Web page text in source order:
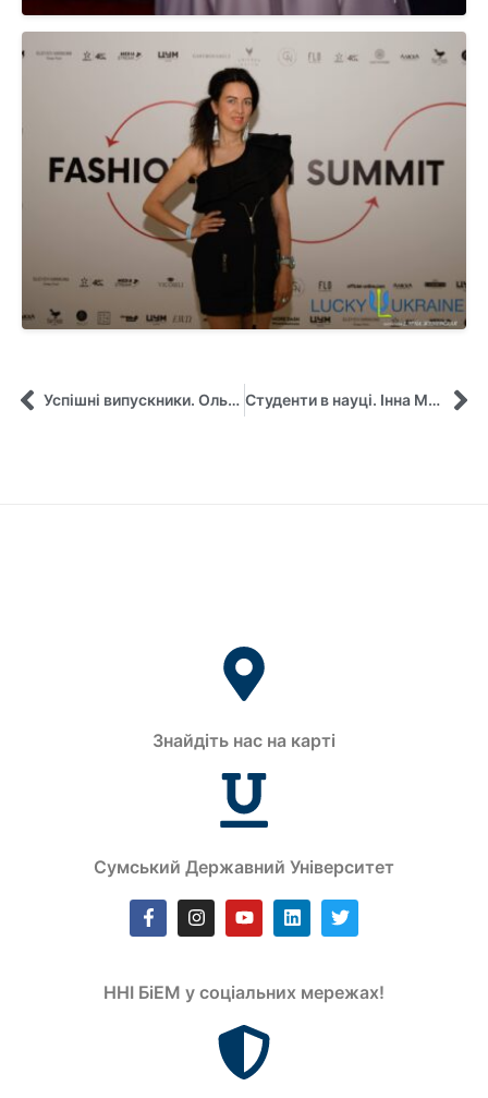
Успішні випускники. Ольга Грекулова Студенти в науці. Інна Мальонкіна
Знайдіть нас на карті
Сумський Державний Університет
ННІ БіЕМ у соціальних мережах!